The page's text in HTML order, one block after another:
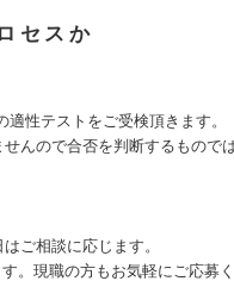
セスか
性テストをご受検頂きます。
んので合否を判断するもので
ご相談に応じます。
。現職の方もお気軽にご応募く